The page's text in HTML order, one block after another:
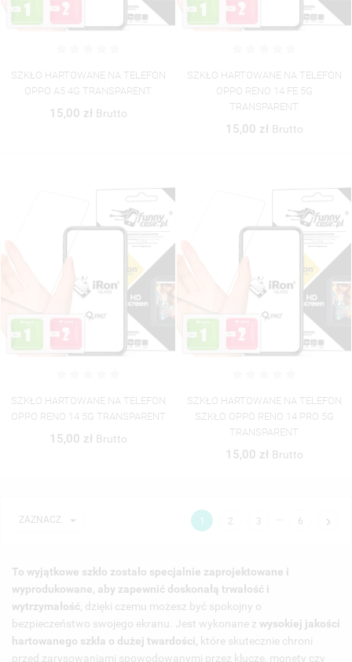
SZKŁO HARTOWANE NA TELEFON
OPPO A5 4G TRANSPARENT
15,00 zł Brutto
SZKŁO HARTOWANE NA TELEFON
OPPO RENO 14 FE 5G
TRANSPARENT
15,00 zł Brutto
SZKŁO HARTOWANE NA TELEFON
OPPO RENO 14 5G TRANSPARENT
15,00 zł Brutto
SZKŁO HARTOWANE NA TELEFON
SZKŁO OPPO RENO 14 PRO 5G
TRANSPARENT
15,00 zł Brutto
ZAZNACZ  1 2 3 … 6 
To wyjątkowe szkło zostało specjalnie zaprojektowane i
wyprodukowane, aby zapewnić doskonałą trwałość i
wytrzymałość , dzięki czemu możesz być spokojny o
bezpieczeństwo swojego ekranu. Jest wykonane z wysokiej jakości
hartowanego szkła o dużej twardości,
które skutecznie chroni
przed zarysowaniami spowodowanymi przez klucze, monety czy
((MODALTITLE))
UTWÓRZ LISTĘ ŻYCZEŃ
NAZWA LISTY ŻYCZEŃ
ZALOGUJ SIĘ
MUSISZ BYĆ ZALOGOWANY BY ZAPISAĆ PRODUKTY NA